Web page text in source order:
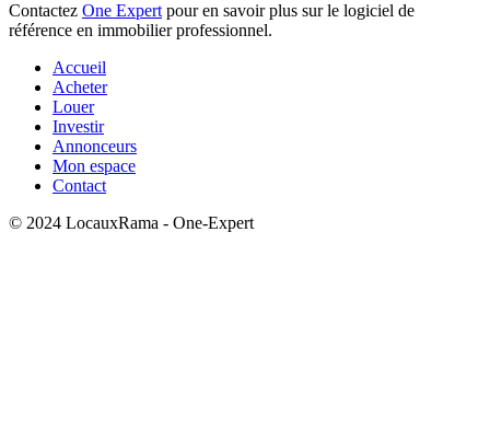
Contactez One Expert pour en savoir plus sur le logiciel de
référence en immobilier professionnel.
Accueil
Acheter
Louer
Investir
Annonceurs
Mon espace
Contact
© 2024 LocauxRama - One-Expert